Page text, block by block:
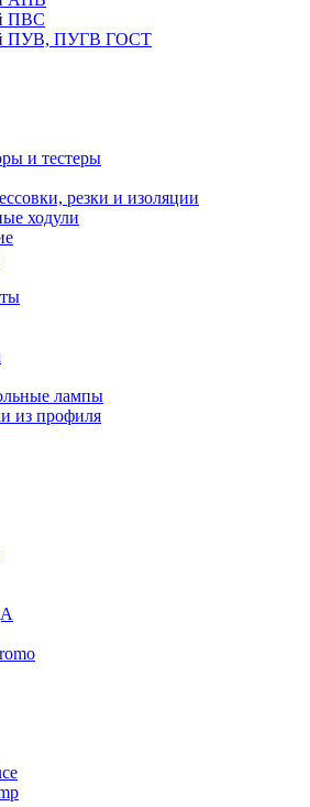
ПВС
ПУВ, ПУГВ ГОСТ
и тестеры
резки и изоляции
ходули
лампы
из профиля